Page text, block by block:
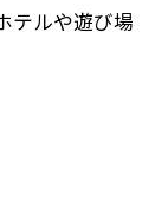
テルや遊び場